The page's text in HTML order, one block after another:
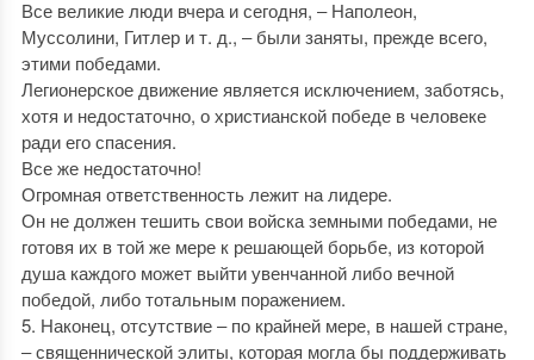
Все великие люди вчера и сегодня, ‒ Наполеон,
Муссолини, Гитлер и т. д., ‒ были заняты, прежде всего,
этими победами.
Легионерское движение является исключением, заботясь,
хотя и недостаточно, о христианской победе в человеке
ради его спасения.
Все же недостаточно!
Огромная ответственность лежит на лидере.
Он не должен тешить свои войска земными победами, не
готовя их в той же мере к решающей борьбе, из которой
душа каждого может выйти увенчанной либо вечной
победой, либо тотальным поражением.
5. Наконец, отсутствие ‒ по крайней мере, в нашей стране,
‒ священнической элиты, которая могла бы поддерживать